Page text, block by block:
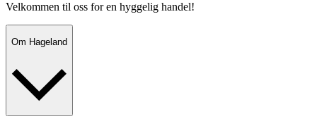
Velkommen til oss for en hyggelig handel!
Om Hageland